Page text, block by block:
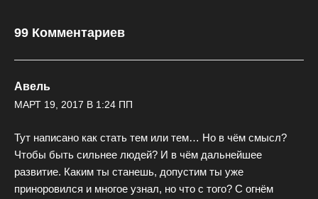
99 Комментариев
Авель
МАРТ 19, 2017 В 1:24 ПП
Тут написано как стать тем или тем… Но в чём смысл?
Чтобы быть сильнее людей? И в чём дальнейшее
развитие. Каким ты станешь, допустим ты уже
приноровился и многое узнал, но что с того? С огнём